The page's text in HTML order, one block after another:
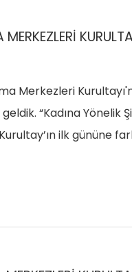
Merkezleri
“Kadına
ilk gününe